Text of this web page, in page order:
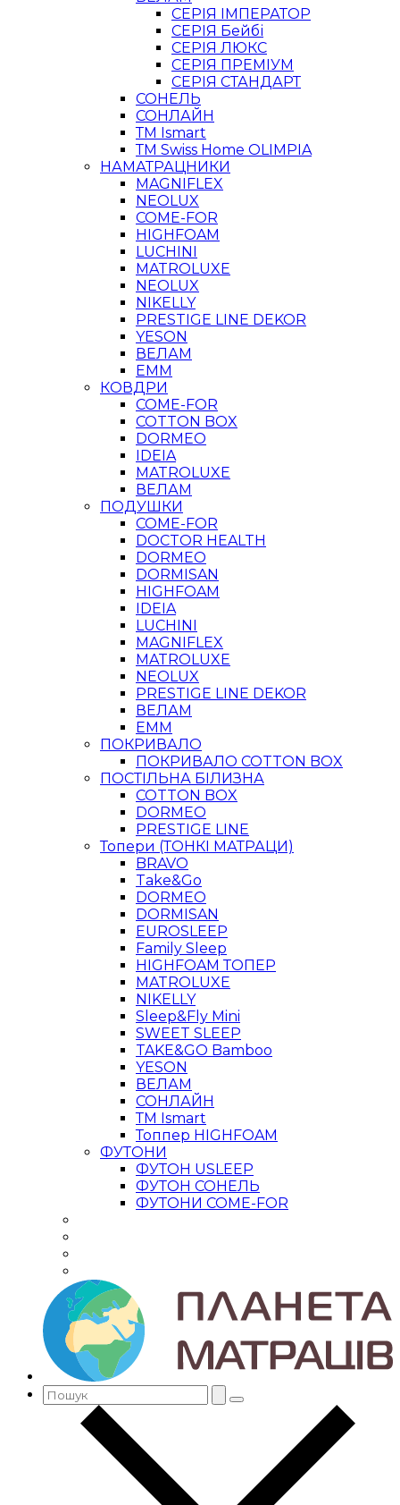
СЕРІЯ ІМПЕРАТОР
СЕРІЯ Бейбі
СЕРІЯ ЛЮКС
СЕРІЯ ПРЕМІУМ
СЕРІЯ СТАНДАРТ
СОНЕЛЬ
СОНЛАЙН
ТМ Ismart
ТМ Swiss Home OLIMPIA
НАМАТРАЦНИКИ
MAGNIFLEX
NEOLUX
COME-FOR
HIGHFOAM
LUCHINI
MATROLUXE
NEOLUX
NIKELLY
PRESTIGE LINE DEKOR
YESON
ВЕЛАМ
ЕММ
КОВДРИ
COME-FOR
COTTON BOX
DORMEO
IDEIA
MATROLUXE
ВЕЛАМ
ПОДУШКИ
COME-FOR
DOCTOR HEALTH
DORMEO
DORMISAN
HIGHFOAM
IDEIA
LUCHINI
MAGNIFLEX
MATROLUXE
NEOLUX
PRESTIGE LINE DEKOR
ВЕЛАМ
ЕММ
ПОКРИВАЛО
ПОКРИВАЛО COTTON BOX
ПОСТІЛЬНА БІЛИЗНА
COTTON BOX
DORMEO
PRESTIGE LINE
Топери (ТОНКІ МАТРАЦИ)
BRAVO
Take&Go
DORMEO
DORMISAN
EUROSLEEP
Family Sleep
HIGHFOAM ТОПЕР
MATROLUXE
NIKELLY
Sleep&Fly Mini
SWEET SLEEP
TAKE&GO Bamboo
YESON
ВЕЛАМ
СОНЛАЙН
ТМ Ismart
Топпер HIGHFOAM
ФУТОНИ
ФУТОН USLEEP
ФУТОН СОНЕЛЬ
ФУТОНИ COME-FOR